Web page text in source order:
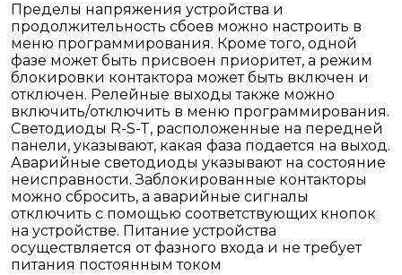
Пределы напряжения устройства и
продолжительность сбоев можно настроить в
меню программирования. Кроме того, одной
фазе может быть присвоен приоритет, а режим
блокировки контактора может быть включен и
отключен. Релейные выходы также можно
включить/отключить в меню программирования.
Светодиоды R-S-T, расположенные на передней
панели, указывают, какая фаза подается на выход.
Аварийные светодиоды указывают на состояние
неисправности. Заблокированные контакторы
можно сбросить, а аварийные сигналы
отключить с помощью соответствующих кнопок
на устройстве. Питание устройства
осуществляется от фазного входа и не требует
питания постоянным током